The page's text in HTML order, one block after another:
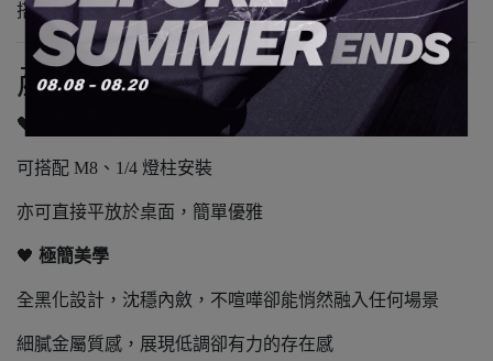
搭配 38、Goal Zero 燈與燈罩使用也超讚！
產品特色
🖤
可搭配 M8、1/4 燈柱安裝
亦可直接平放於桌面，簡單優雅
🖤 極簡美學
全黑化設計，沈穩內斂，不喧嘩卻能悄然融入任何場景
細膩金屬質感，展現低調卻有力的存在感